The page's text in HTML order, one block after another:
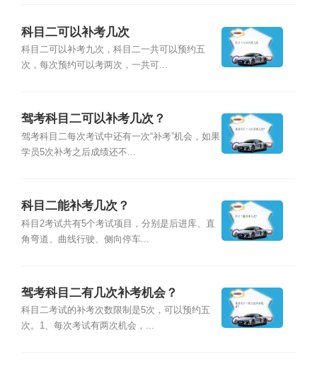
科目二可以补考几次
科目二可以补考九次，科目二一共可以预约五
次，每次预约可以考两次，一共可...
驾考科目二可以补考几次？
驾考科目二每次考试中还有一次“补考”机会，如果
学员5次补考之后成绩还不...
科目二能补考几次？
科目2考试共有5个考试项目，分别是后进库、直
角弯道、曲线行驶、侧向停车...
驾考科目二有几次补考机会？
科目二考试的补考次数限制是5次，可以预约五
次。1、每次考试有两次机会，...